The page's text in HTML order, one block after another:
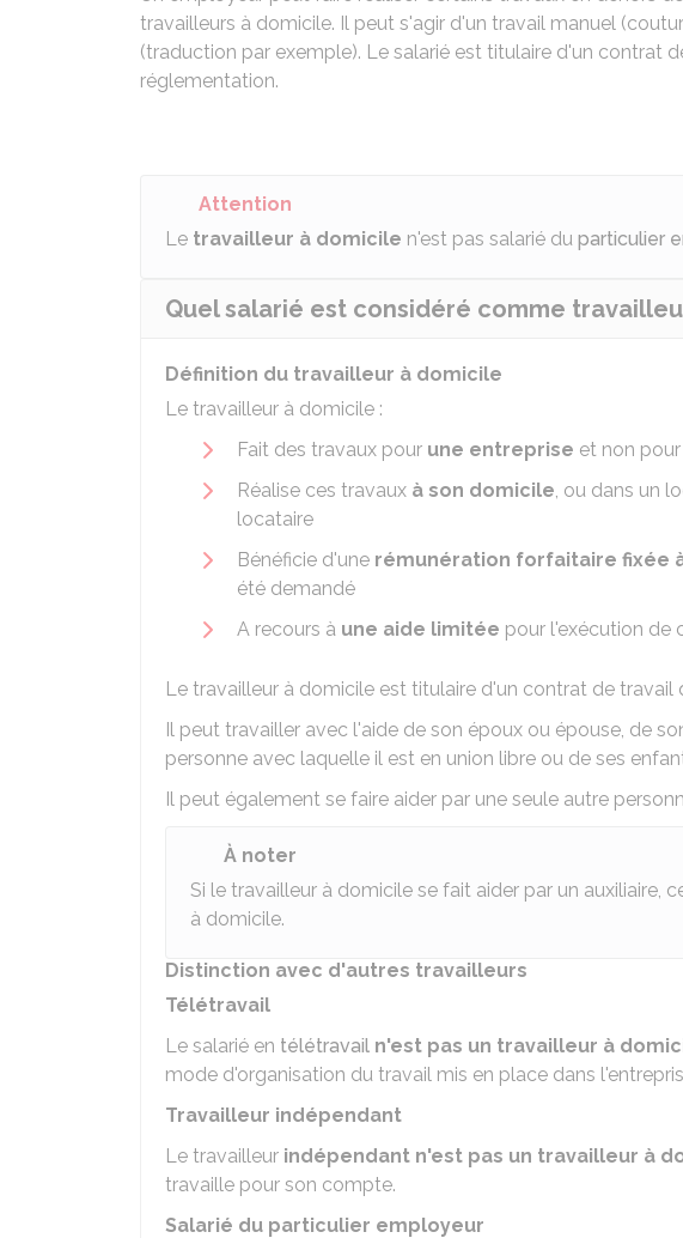
travailleurs à domicile. Il peut s'agir d'un travail manuel
(traduction par exemple). Le salarié est titulaire d'un contrat
réglementation.
Attention
Le travailleur à domicile n'est pas salarié du particulier
Quel salarié est considéré comme
Définition du travailleur à domicile
Le travailleur à domicile :
Fait des travaux pour une entreprise et non
Réalise ces travaux à son domicile, ou dans un
locataire
Bénéficie d'une rémunération forfaitaire fixée
été demandé
A recours à une aide limitée pour l'exécution de
Le travailleur à domicile est titulaire d'un contrat de travail
Il peut travailler avec l'aide de son époux ou épouse, de
personne avec laquelle il est en union libre ou de ses
Il peut également se faire aider par une seule autre
À noter
Si le travailleur à domicile se fait aider par un auxiliaire,
à domicile.
Distinction avec d'autres travailleurs
Télétravail
Le salarié en télétravail n'est pas un travailleur à
mode d'organisation du travail mis en place dans
Travailleur indépendant
Le travailleur indépendant n'est pas un travailleur à
travaille pour son compte.
Salarié du particulier employeur